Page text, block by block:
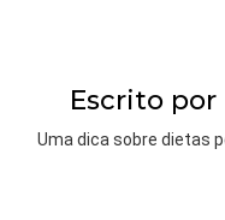
Escrito por
Uma dica sobre dietas